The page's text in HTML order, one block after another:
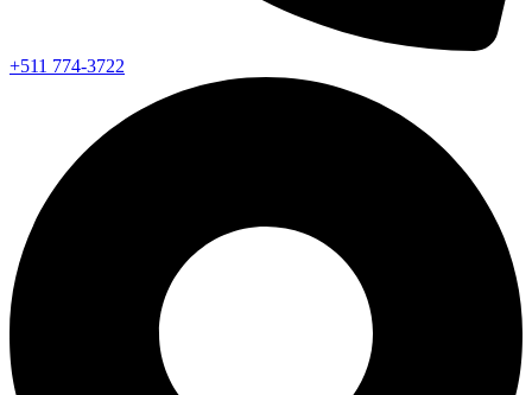
+511 774-3722